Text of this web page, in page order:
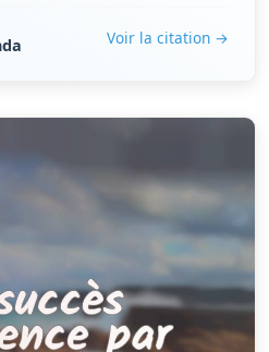
Voir la citation →